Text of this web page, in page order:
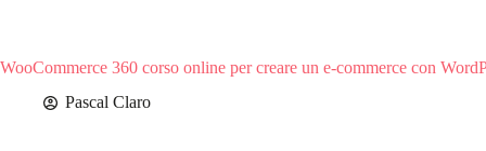
WooCommerce 360 corso online per creare un e-commerce con
Pascal Claro